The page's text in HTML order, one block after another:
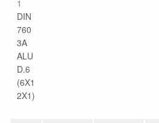
1
DIN
760
3A
ALU
D.6
(6X1
2X1)